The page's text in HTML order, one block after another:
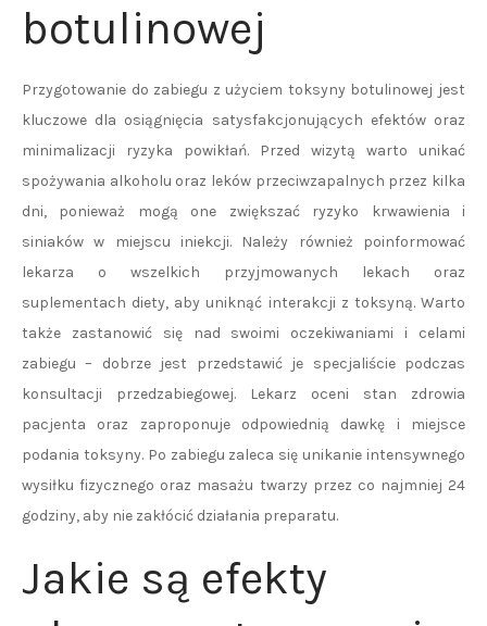
botulinowej
Przygotowanie do zabiegu z użyciem toksyny botulinowej jest
kluczowe dla osiągnięcia satysfakcjonujących efektów oraz
minimalizacji ryzyka powikłań. Przed wizytą warto unikać
spożywania alkoholu oraz leków przeciwzapalnych przez kilka
dni, ponieważ mogą one zwiększać ryzyko krwawienia i
siniaków w miejscu iniekcji. Należy również poinformować
lekarza o wszelkich przyjmowanych lekach oraz
suplementach diety, aby uniknąć interakcji z toksyną. Warto
także zastanowić się nad swoimi oczekiwaniami i celami
zabiegu – dobrze jest przedstawić je specjaliście podczas
konsultacji przedzabiegowej. Lekarz oceni stan zdrowia
pacjenta oraz zaproponuje odpowiednią dawkę i miejsce
podania toksyny. Po zabiegu zaleca się unikanie intensywnego
wysiłku fizycznego oraz masażu twarzy przez co najmniej 24
godziny, aby nie zakłócić działania preparatu.
Jakie są efekty